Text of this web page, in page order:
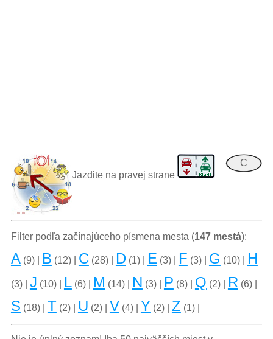
C
Jazdite na pravej strane
Filter podľa začínajúceho písmena mesta (147 mestá):
A(9) | B (12) | C (28) | D(1) | E (3) | F (3) | G (10) | H
(3) | J (10) | L(6) | M (14) | N (3) | P (8) | Q (2) | R (6) |
S (18) | T (2) | U (2) | V (4) | Y (2) | Z (1) |